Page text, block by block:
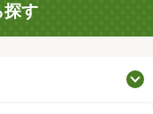
探す